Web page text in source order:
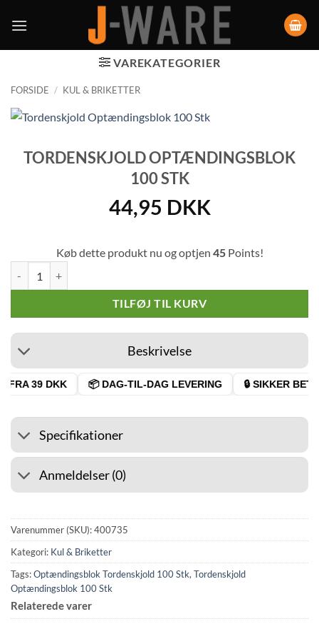
VAREKATEGORIER
FORSIDE / KUL & BRIKETTER
TORDENSKJOLD OPTÆNDINGSBLOK
100 STK
44,95 DKK
Køb dette produkt nu og optjen 45Points!
TILFØJ TIL KURV
Beskrivelse
39 DKK 📦 DAG-TIL-DAG LEVERING 🔒 SIKKER
Specifikationer
Anmeldelser (0)
Varenummer (SKU):400735
Kategori: Kul & Briketter
Tags:Optændingsblok Tordenskjold 100 Stk,Tordenskjold
Optændingsblok 100 Stk
Relaterede varer